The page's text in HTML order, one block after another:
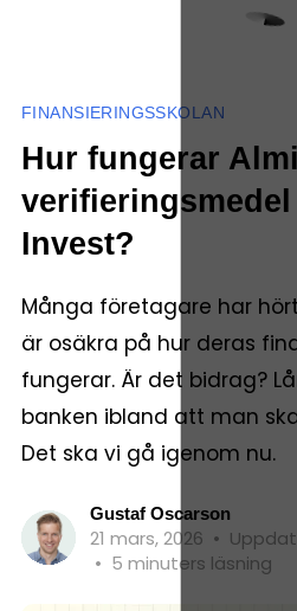
FINANSIERINGSSKOLAN
Hur fungerar
Invest?
Många företagare har
är osäkra på hur deras
fungerar. Är det bidrag?
banken ibland att man
Det ska vi gå igenom nu.
Gustaf Oscarson
21 mars, 2026 •
• 5 minuters läsning